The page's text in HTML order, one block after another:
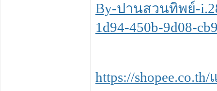
By-ปานสวนทิพย์-
1d94-450b-9d08-
https://